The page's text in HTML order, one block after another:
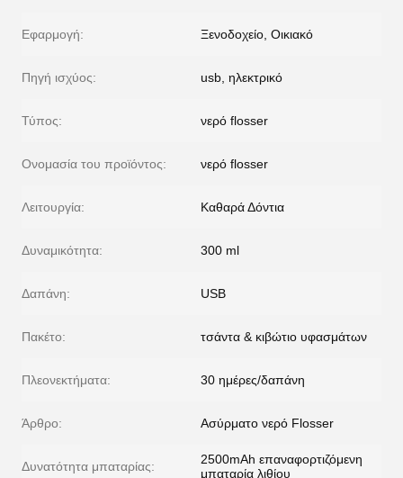
Εφαρμογή: Ξενοδοχείο, Οικιακό
Πηγή ισχύος: usb, ηλεκτρικό
Τύπος: νερό flosser
Ονομασία του προϊόντος: νερό flosser
Λειτουργία: Καθαρά Δόντια
Δυναμικότητα: 300 ml
Δαπάνη: USB
Πακέτο: τσάντα & κιβώτιο υφασμάτων
Πλεονεκτήματα: 30 ημέρες/δαπάνη
Άρθρο: Ασύρματο νερό Flosser
Δυνατότητα μπαταρίας:
2500mAh επαναφορτιζόμενη
μπαταρία λιθίου